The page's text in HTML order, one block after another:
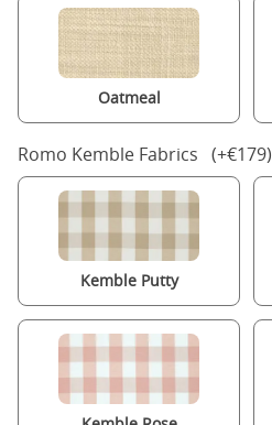
Oatmeal
Romo Kemble Fabrics (+€179)
Kemble Putty